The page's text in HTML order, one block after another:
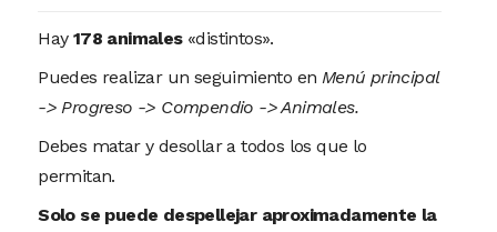
Hay 178 animales«distintos».
Puedes realizar un seguimiento en Menú principal
-> Progreso -> Compendio -> Animales.
Debes matar y desollar a todos los que lo
permitan.
Solo se puede despellejar aproximadamente la